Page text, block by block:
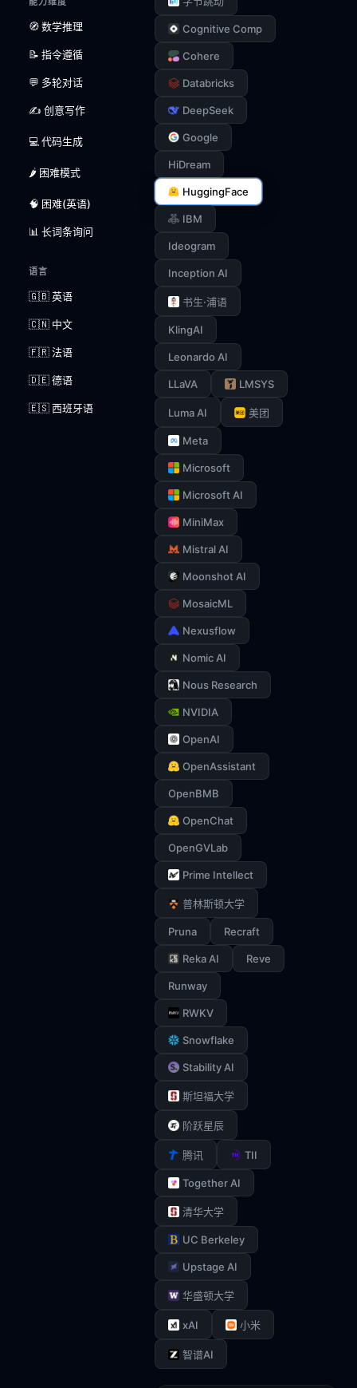
🧭 数学推理
📝 指令遵循
💬 多轮对话
✍️ 创意写作
💻 代码生成
🌶️ 困难模式
🧠 困难(英语)
📊 长词条询问
语言
🇬🇧 英语
🇨🇳 中文
🇫🇷 法语
🇩🇪 德语
🇪🇸 西班牙语
Cognitive Comp
Cohere
Databricks
DeepSeek
Google
HiDream
HuggingFace
IBM
Ideogram
Inception AI
书生·浦语
KlingAI
Leonardo AI
LLaVA LMSYS
Luma AI 美团
Meta
Microsoft
Microsoft AI
MiniMax
Mistral AI
Moonshot AI
MosaicML
Nexusflow
Nomic AI
Nous Research
NVIDIA
OpenAI
OpenAssistant
OpenBMB
OpenChat
OpenGVLab
Prime Intellect
普林斯顿大学
Pruna Recraft
Reka AI Reve
Runway
RWKV
Snowflake
Stability AI
斯坦福大学
阶跃星辰
腾讯 TII
Together AI
清华大学
UC Berkeley
Upstage AI
华盛顿大学
xAI 小米
智谱AI